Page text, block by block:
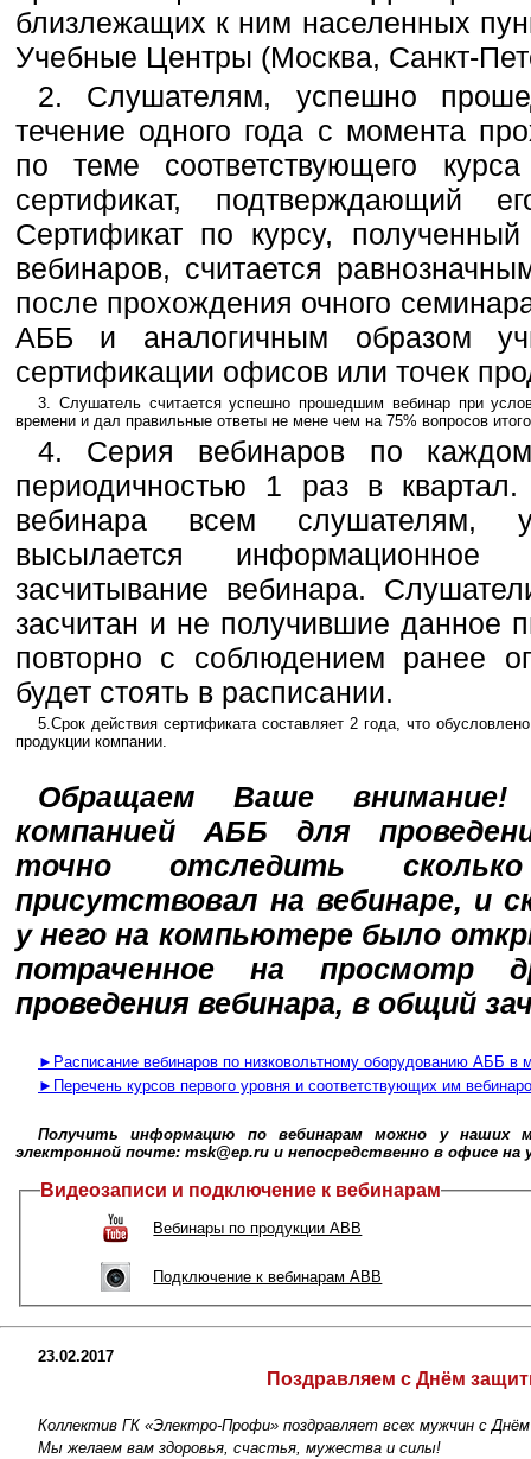
близлежащих к ним населенных
Учебные Центры (Москва, Санкт-
2. Слушателям, успешно
течение одного года с момента
по теме соответствующего
сертификат, подтверждающий
Сертификат по курсу,
вебинаров, считается
после прохождения очного
АББ и аналогичным образом
сертификации офисов или точек
3. Слушатель считается успешно прошедшим вебинар при
времени и дал правильные ответы не мене чем на 75% вопросов
4. Серия вебинаров по
периодичностью 1 раз в
вебинара всем слушателям,
высылается информационное
засчитывание вебинара.
засчитан и не получившие данное
повторно с соблюдением ранее
будет стоять в расписании.
5.Срок действия сертификата составляет 2 года, что
продукции компании.
Обращаем Ваше внимание!
компанией АББ для
точно отследить
присутствовал на вебинаре, и
у него на компьютере было
потраченное на просмотр
проведения вебинара, в общий
►Расписание вебинаров по низковольтному оборудованию AББ в
►Перечень курсов первого уровня и соответствующих им
Получить информацию по вебинарам можно у наших
электронной почте: msk@ep.ru и непосредственно в офисе на
Видеозаписи и подключение к вебинарам
Вебинары по продукции АВВ
Подключение к вебинарам АВВ
23.02.2017
Поздравляем с Днём
Коллектив ГК «Электро-Профи» поздравляет всех мужчин с
Мы желаем вам здоровья, счастья, мужества и силы!